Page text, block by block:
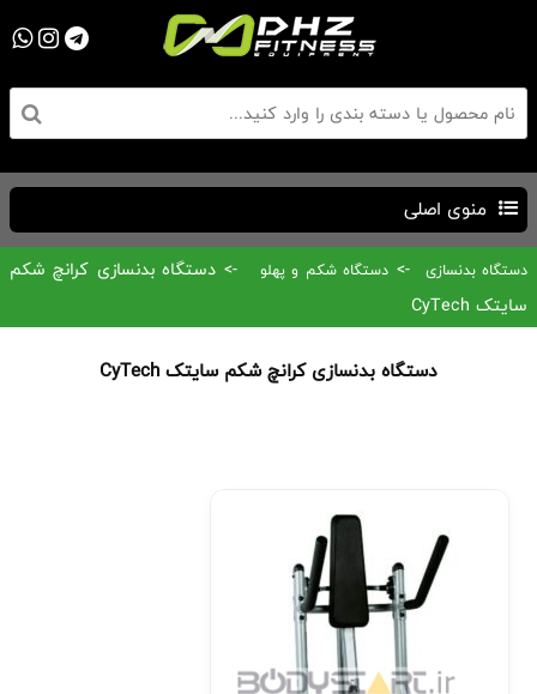
منوی اصلی
دستگاه بدنسازی -> دستگاه شکم و پهلو -> دستگاه بدنسازی کرانچ شکم
سایتک CyTech
دستگاه بدنسازی کرانچ شکم سایتک CyTech